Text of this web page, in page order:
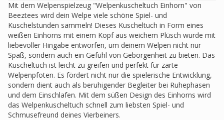
Mit dem Welpenspielzeug "Welpenkuscheltuch Einhorn" von
Beeztees wird dein Welpe viele schöne Spiel- und
Kuschelstunden sammeln! Dieses Kuscheltuch in Form eines
weißen Einhorns mit einem Kopf aus weichem Plüsch wurde mit
liebevoller Hingabe entworfen, um deinem Welpen nicht nur
Spaß, sondern auch ein Gefühl von Geborgenheit zu bieten. Das
Kuscheltuch ist leicht zu greifen und perfekt für zarte
Welpenpfoten. Es fördert nicht nur die spielerische Entwicklung,
sondern dient auch als beruhigender Begleiter bei Ruhephasen
und dem Einschlafen. Mit dem süßen Design des Einhorns wird
das Welpenkuscheltuch schnell zum liebsten Spiel- und
Schmusefreund deines Vierbeiners.